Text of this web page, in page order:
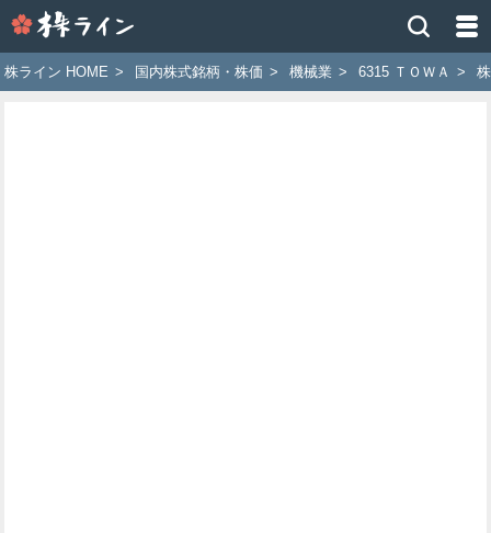
イ
ン
株ライン HOME > 国内株式銘柄・株価 > 機械業 > 6315 ＴＯＷＡ >